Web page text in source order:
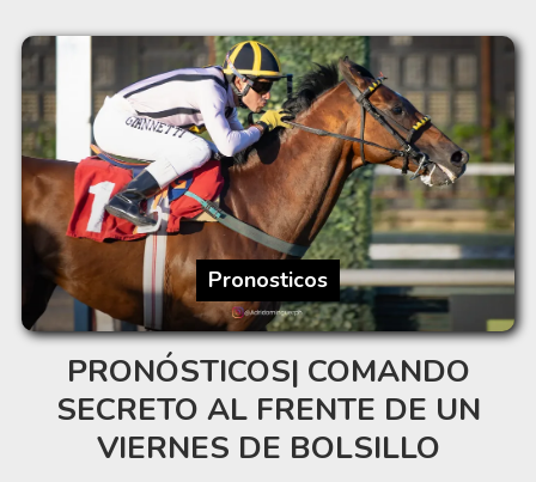
PRONÓSTICOS| COMANDO
SECRETO AL FRENTE DE UN
VIERNES DE BOLSILLO
Pronosticos